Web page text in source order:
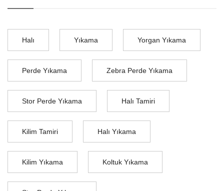
Halı Yıkama Yorgan Yıkama
Perde Yıkama Zebra Perde Yıkama
Stor Perde Yıkama Halı Tamiri
Kilim Tamiri Halı Yıkama
Kilim Yıkama Koltuk Yıkama